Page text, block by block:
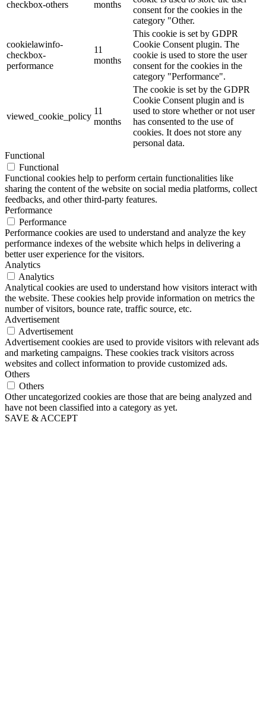
checkbox-others
months
consent for the cookies in the
category "Other.
cookielawinfo-
checkbox-
performance
11
months
This cookie is set by GDPR
Cookie Consent plugin. The
cookie is used to store the user
consent for the cookies in the
category "Performance".
viewed_cookie_policy
11
months
The cookie is set by the GDPR
Cookie Consent plugin and is
used to store whether or not user
has consented to the use of
cookies. It does not store any
personal data.
Functional
Functional
Functional cookies help to perform certain functionalities like
sharing the content of the website on social media platforms, collect
feedbacks, and other third-party features.
Performance
Performance
Performance cookies are used to understand and analyze the key
performance indexes of the website which helps in delivering a
better user experience for the visitors.
Analytics
Analytics
Analytical cookies are used to understand how visitors interact with
the website. These cookies help provide information on metrics the
number of visitors, bounce rate, traffic source, etc.
Advertisement
Advertisement
Advertisement cookies are used to provide visitors with relevant ads
and marketing campaigns. These cookies track visitors across
websites and collect information to provide customized ads.
Others
Others
Other uncategorized cookies are those that are being analyzed and
have not been classified into a category as yet.
SAVE & ACCEPT